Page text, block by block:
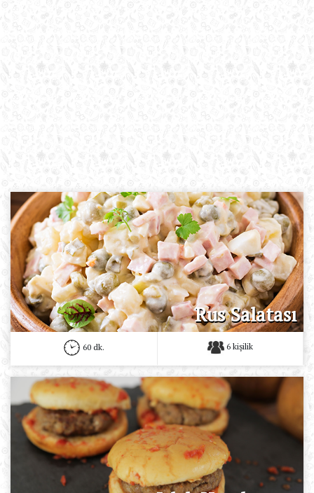
Rus Salatası
60 dk. 6 kişilik